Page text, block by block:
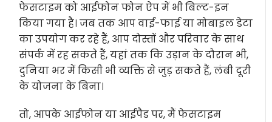
फेसटाइम को आईफोन फोन ऐप में भी बिल्ट-इन
किया गया है। जब तक आप वाई-फाई या मोबाइल डेटा
का उपयोग कर रहे हैं, आप दोस्तों और परिवार के साथ
संपर्क में रह सकते हैं, यहां तक कि उड़ान के दौरान भी,
दुनिया भर में किसी भी व्यक्ति से जुड़ सकते हैं, लंबी दूरी
के योजना के बिना।
तो, आपके आईफोन या आईपैड पर, मैं फेसटाइम